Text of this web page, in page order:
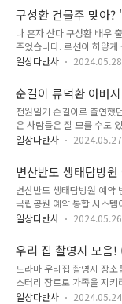
결혼 상대인 말콤 맥레이
다. 목차1. 안야 테일러 조이
혀진 셈입니다. 프로미스나
원하는 모습을 보여주며 응
케이팅을 배우기도 했고,
고시를 통해 친구들보다 1
리 아버지 직업군인이라는
직 생활에서 물러났다고 합
랐다는 장규리 배우를 소개
구성환 건물주 맞아?
(프로필 배우 작품활
나 혼자 산다 구성환 배우
주었습니다. 로션이 하얗
바른 모습은 '날것' 그 자체
분이는 결혼한 친구가 두
내 임신으로 키울 수 없게
도 친구 고민을 들어주다
에 데려온 재밌는 에피소
상에서 해먹을 놓고 잠을
보고 구성환 건물주 이야기
련 이야기 소개하겠습니다.
일상다반사 2024.05.28
순길이 류덕환 아버
작품 활동 필모그래
전원일기 순길이로 출연했
은 사람들은 잘 모를 수도
공이라고 하면 조금은 아실
금은 생소합니다. 알고보니
즈에서 주인공의 목소리를
을 찍기도 하며 다방면으
아버지와의 안타까운 사연
꺼풀이 있었다는 사실도 영
마음을 알게 되었다고... 류
이야기를 소개하겠습니다.
일상다반사 2024.05.27
변산반도 생태탐방
맛집 홈페이지 정보
변산반도 생태탐방원 예약
국립공원 예약 통합 시스
있습니다. 단순히 숙소 예
벽에서 자동차로 5분 남짓
을 제공하는 곳으로 유명합
생태탐방원 이름으로도 불
좋은, 멋진 곳입니다. 국립
엔 헷갈립니다. 일반적인
일상다반사 2024.05.26
우리 집 촬영지 모음!
공식영상 등장인물
드라마 우리집 촬영지 장
스터리 장르로 가족을 지
볼 수 있습니다. 우리 집 남
일상다반사 2024.05.24